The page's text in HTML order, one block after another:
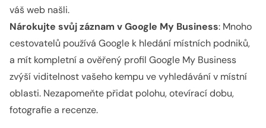
váš web našli.
Nárokujte svůj záznam v Google My Business: Mnoho
cestovatelů používá Google k hledání místních podniků,
a mít kompletní a ověřený profil Google My Business
zvýší viditelnost vašeho kempu ve vyhledávání v místní
oblasti. Nezapomeňte přidat polohu, otevírací dobu,
fotografie a recenze.